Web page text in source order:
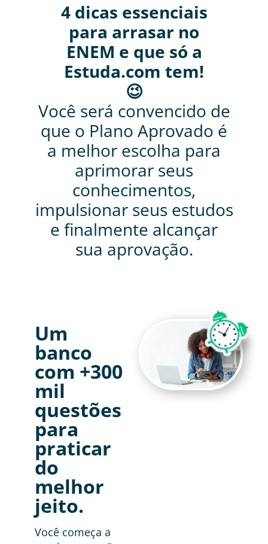
4 dicas essenciais
para arrasar no
ENEM e que só a
Estuda.com tem!
😉
Você será convencido de
que o Plano Aprovado é
a melhor escolha para
aprimorar seus
conhecimentos,
impulsionar seus estudos
e finalmente alcançar
sua aprovação.
Um
banco
com +300
mil
questões
para
praticar
do
melhor
jeito.
Você começa a